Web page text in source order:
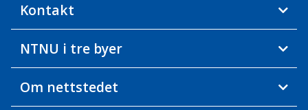
Kontakt
NTNU i tre byer
Om nettstedet